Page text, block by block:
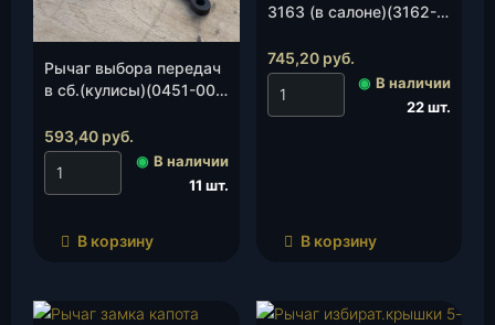
Рычаг выбора передач
в сб.(кулисы)(0451-00-
593,40 руб.
◉ В наличии
11 шт.
В корзину
3163 (в салоне)(3162-
745,20 руб.
◉ В наличии
22 шт.
В корзину